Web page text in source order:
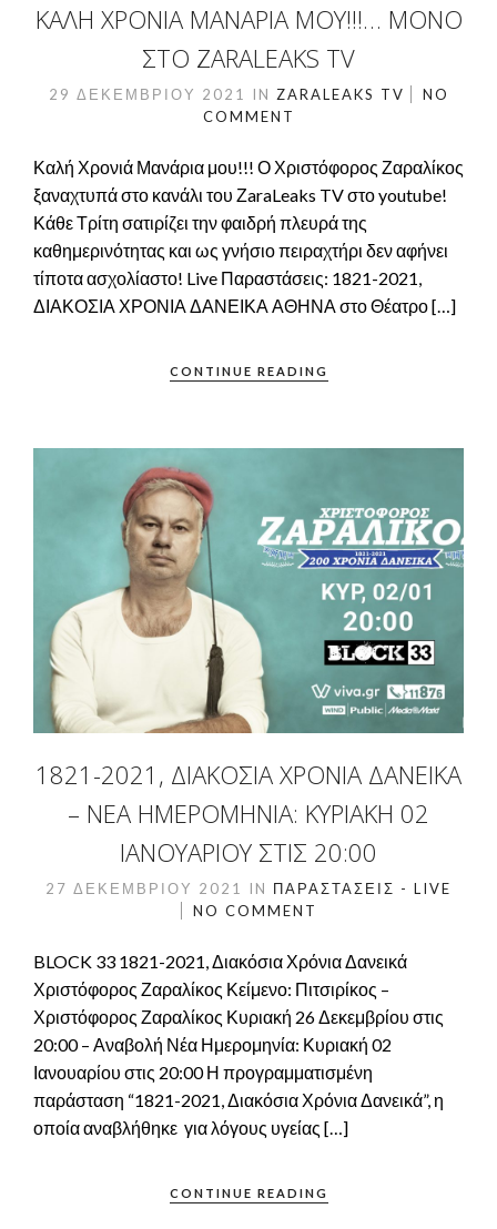
ΚΑΛΉ ΧΡΟΝΙΆ ΜΑΝΆΡΙΑ ΜΟΥ!!!… ΜΌΝΟ
ΣΤΟ ZARALEAKS TV
29 ΔΕΚΕΜΒΡΊΟΥ 2021 IN ZARALEAKS TV
NO
COMMENT
Καλή Χρονιά Μανάρια μου!!! Ο Χριστόφορος Ζαραλίκος
ξαναχτυπά στο κανάλι του ΖaraLeaks TV στο youtube!
Κάθε Τρίτη σατιρίζει την φαιδρή πλευρά της
καθημερινότητας και ως γνήσιο πειραχτήρι δεν αφήνει
τίποτα ασχολίαστο! Live Παραστάσεις: 1821-2021,
ΔΙΑΚΟΣΙΑ ΧΡΟΝΙΑ ΔΑΝΕΙΚΑ ΑΘΗΝΑ στο Θέατρο […]
CONTINUE READING
1821-2021, ΔΙΑΚΌΣΙΑ ΧΡΌΝΙΑ ΔΑΝΕΙΚΆ
– ΝΈΑ ΗΜΕΡΟΜΗΝΊΑ: ΚΥΡΙΑΚΉ 02
ΙΑΝΟΥΑΡΊΟΥ ΣΤΙΣ 20:00
27 ΔΕΚΕΜΒΡΊΟΥ 2021 IN ΠΑΡΑΣΤΆΣΕΙΣ - LIVE
NO COMMENT
BLOCK 33 1821-2021, Διακόσια Χρόνια Δανεικά
Χριστόφορος Ζαραλίκος Κείμενο: Πιτσιρίκος –
Χριστόφορος Ζαραλίκος Κυριακή 26 Δεκεμβρίου στις
20:00 – Αναβολή Νέα Ημερομηνία: Κυριακή 02
Ιανουαρίου στις 20:00 Η προγραμματισμένη
παράσταση “1821-2021, Διακόσια Χρόνια Δανεικά”, η
οποία αναβλήθηκε για λόγους υγείας […]
CONTINUE READING